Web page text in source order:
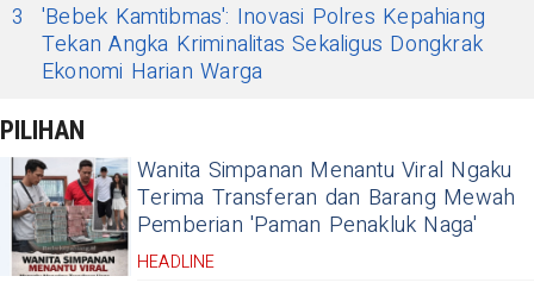
3
'Bebek Kamtibmas': Inovasi Polres Kepahiang
Tekan Angka Kriminalitas Sekaligus Dongkrak
Ekonomi Harian Warga
PILIHAN
Wanita Simpanan Menantu Viral Ngaku
Terima Transferan dan Barang Mewah
Pemberian 'Paman Penakluk Naga'
HEADLINE